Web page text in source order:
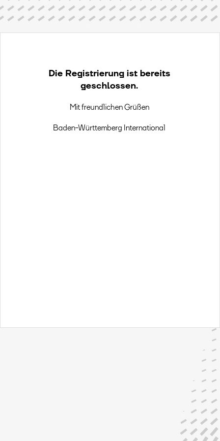
Die Registrierung ist bereits
geschlossen.
Mit freundlichen Grüßen
Baden-Württemberg International